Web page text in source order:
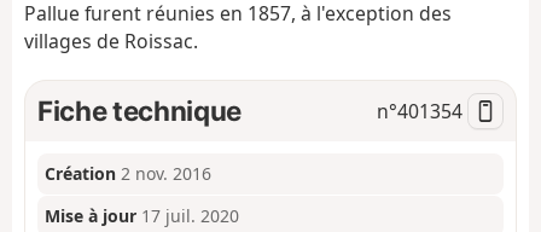
Pallue furent réunies en 1857, à l'exception des
villages de Roissac.
Fiche technique n°401354
Création 2 nov. 2016
Mise à jour 17 juil. 2020